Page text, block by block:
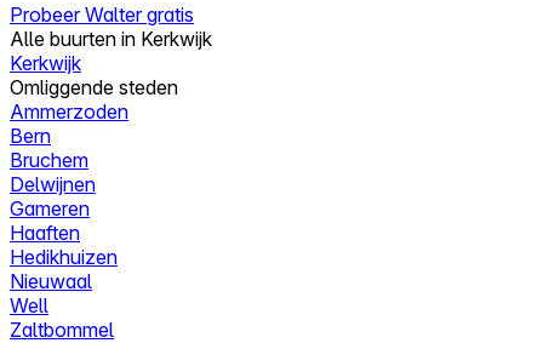
Probeer Walter gratis
Alle buurten in Kerkwijk
Kerkwijk
Omliggende steden
Ammerzoden
Bern
Bruchem
Delwijnen
Gameren
Haaften
Hedikhuizen
Nieuwaal
Well
Zaltbommel